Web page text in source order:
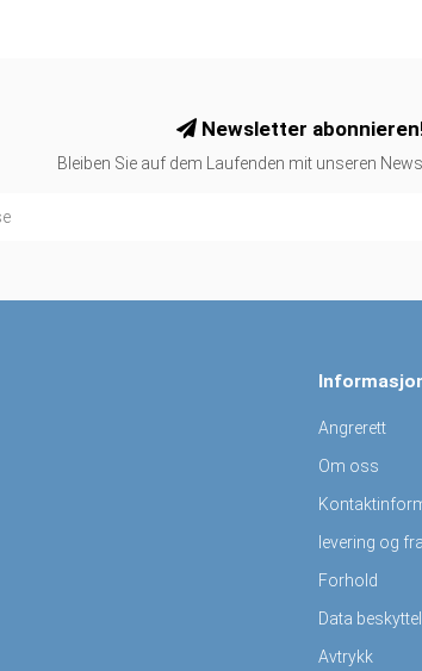
Newsletter
Bleiben Sie auf dem Laufenden mit unseren
Angrerett
Om oss
levering og
Forhold
Data
Avtrykk